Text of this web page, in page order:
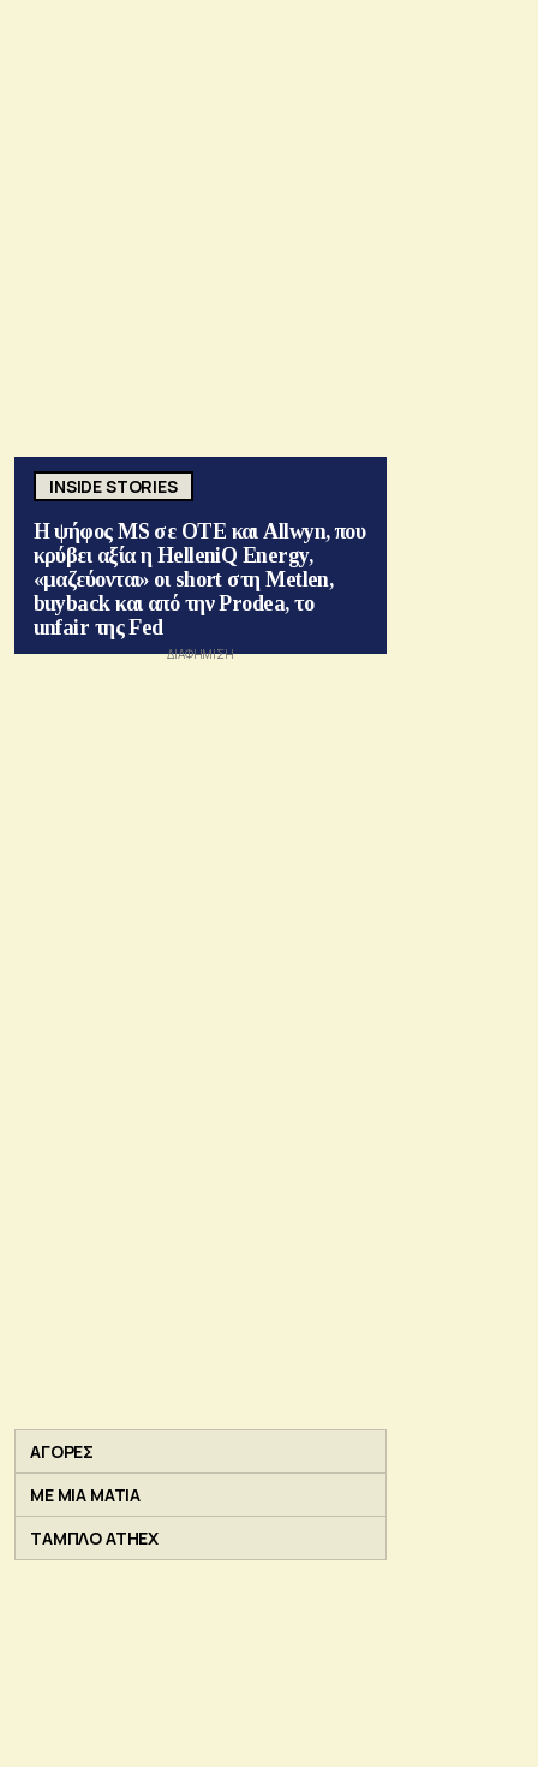
INSIDE STORIES
Η ψήφος MS σε ΟΤΕ και Allwyn, που
κρύβει αξία η HelleniQ Energy,
«μαζεύονται» οι short στη Metlen,
buyback και από την Prodea, το
unfair της Fed
ΑΓΟΡΕΣ
ΜΕ ΜΙΑ ΜΑΤΙΑ
ΤΑΜΠΛΟ ATHEX